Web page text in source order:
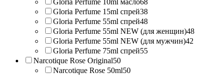
Gloria Perfume 10ml масло68
Gloria Perfume 15ml спрей38
Gloria Perfume 55ml спрей48
Gloria Perfume 55ml NEW (для женщин)48
Gloria Perfume 55ml NEW (для мужчин)42
Gloria Perfume 75ml спрей55
Narcotique Rose Original50
Narcotique Rose 50ml50